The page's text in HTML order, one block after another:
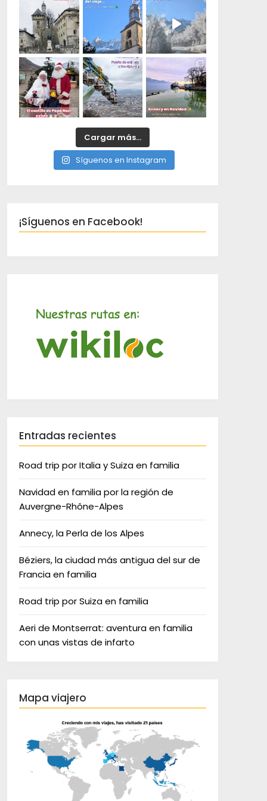
Cargar más...
Síguenos en Instagram
¡Síguenos en Facebook!
Entradas recientes
Road trip por Italia y Suiza en familia
Navidad en familia por la región de
Auvergne-Rhône-Alpes
Annecy, la Perla de los Alpes
Béziers, la ciudad más antigua del sur de
Francia en familia
Road trip por Suiza en familia
Aeri de Montserrat: aventura en familia
con unas vistas de infarto
Mapa viajero